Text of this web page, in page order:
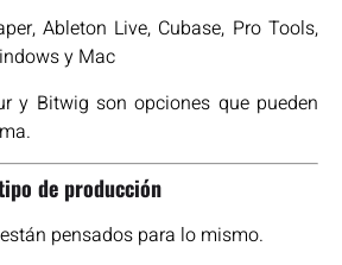
Ableton Live, Cubase, Pro Tools,
y Mac
y Bitwig son opciones que pueden
de producción
pensados para lo mismo.